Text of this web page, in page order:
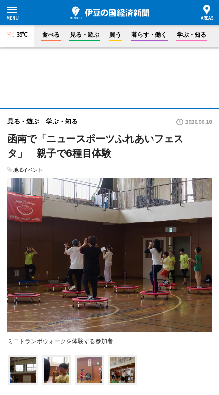
35°C 食べる 見る・遊ぶ 買う 暮らす・働く 学ぶ・知る
見る・遊ぶ 学ぶ・知る 2026.06.18
函南で「ニュースポーツふれあいフェス
タ」 親子で6種目体験
地域イベント
ミニトランポウォークを体験する参加者